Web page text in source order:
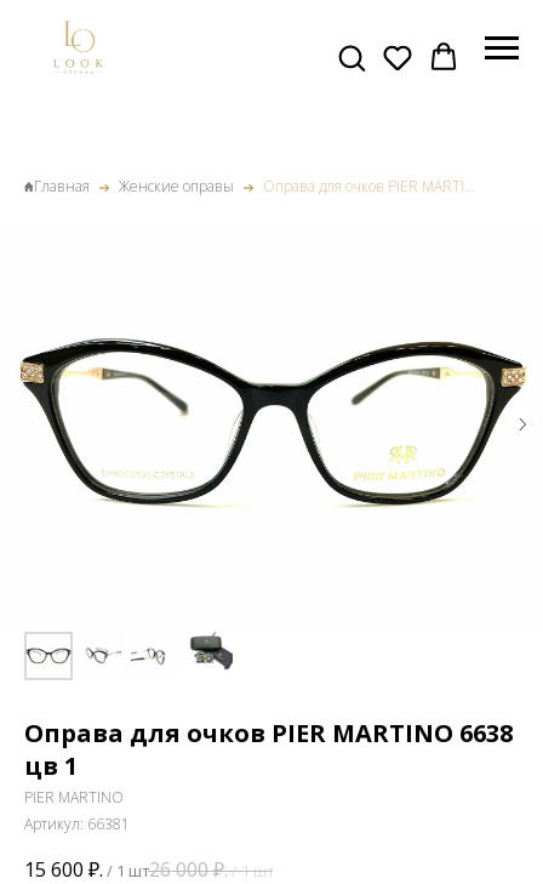
Главная Женские оправы Оправа для очков PIER MARTINO 6638 цв 1
Оправа для очков PIER MARTINO 6638
цв 1
PIER MARTINO
Артикул: 66381
15 600 ₽. / 1 шт26 000₽./1 шт